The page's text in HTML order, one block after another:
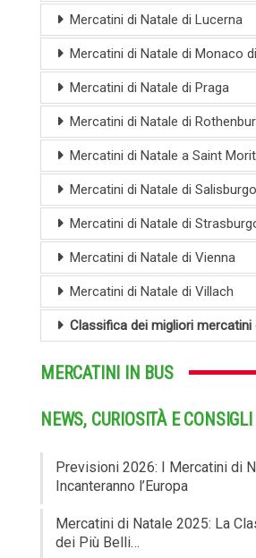
Mercatini di Natale di Lucerna
Mercatini di Natale di Monaco
Mercatini di Natale di Praga
Mercatini di Natale di
Mercatini di Natale a Saint
Mercatini di Natale di Salisburgo
Mercatini di Natale di
Mercatini di Natale di Vienna
Mercatini di Natale di Villach
Classifica dei migliori mercatini
MERCATINI IN BUS
NEWS, CURIOSITÀ E CONSIGLI
Previsioni 2026: I Mercatini di
Incanteranno l’Europa
Mercatini di Natale 2025: La
dei Più Belli…